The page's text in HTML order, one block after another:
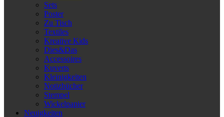
Sets
Poster
Zu Tisch
Textiles
Kreative Kids
Dies&Das
Accessoires
Kuverts
Kleinigkeiten
Notizbücher
Stempel
Wickelpapier
Neuigkeiten